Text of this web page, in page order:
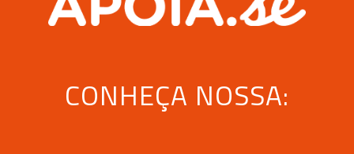
CONHEÇA NOSSA: